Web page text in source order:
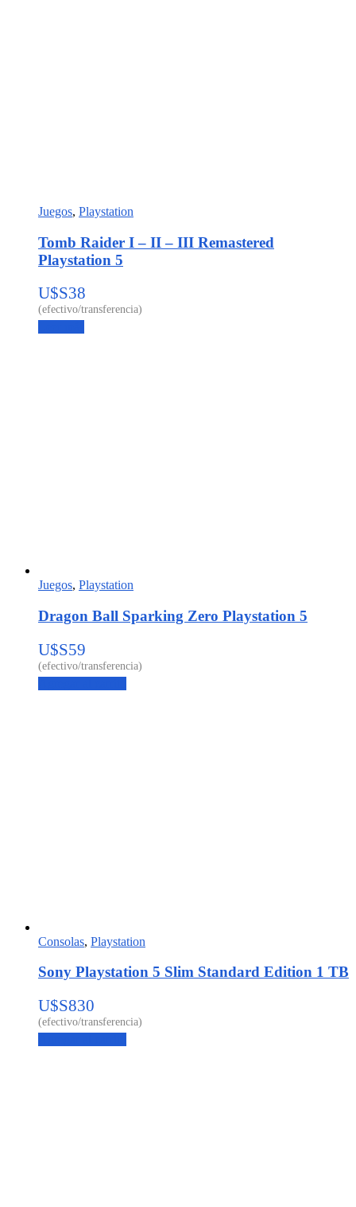
Juegos, Playstation
Tomb Raider I – II – III Remastered
Playstation 5
U$S38
Juegos, Playstation
Dragon Ball Sparking Zero Playstation 5
U$S59
Consolas, Playstation
Sony Playstation 5 Slim Standard Edition 1 TB
U$S830